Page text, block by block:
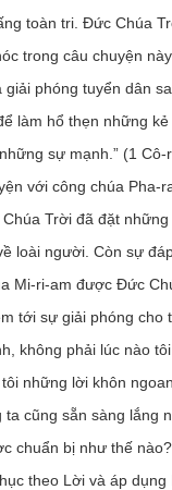
toàn tri. Đức Chúa
trong câu chuyện
phóng tuyển dân
làm hổ thẹn những
sự mạnh.” (1
với công chúa Pha-
Trời đã đặt
loài người. Còn sự
Mi-ri-am được Đức
tới sự giải phóng cho
không phải lúc nào
những lời khôn
cũng sẵn sàng lắng
chuẩn bị như thế
theo Lời và áp